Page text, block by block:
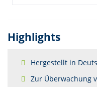
Highlights
Hergestellt in
Zur Überwachung